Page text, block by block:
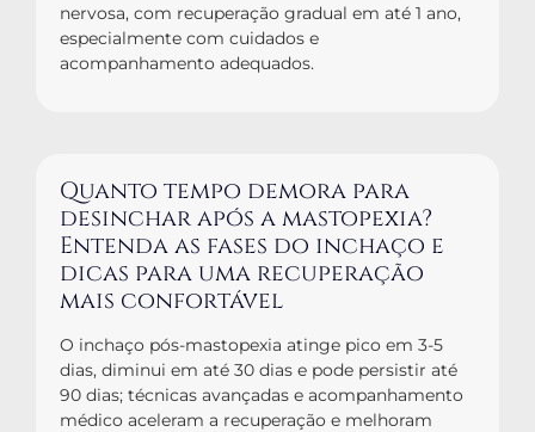
nervosa, com recuperação gradual em até 1 ano,
especialmente com cuidados e
acompanhamento adequados.
Quanto tempo demora para
desinchar após a mastopexia?
Entenda as fases do inchaço e
dicas para uma recuperação
mais confortável
O inchaço pós-mastopexia atinge pico em 3-5
dias, diminui em até 30 dias e pode persistir até
90 dias; técnicas avançadas e acompanhamento
médico aceleram a recuperação e melhoram